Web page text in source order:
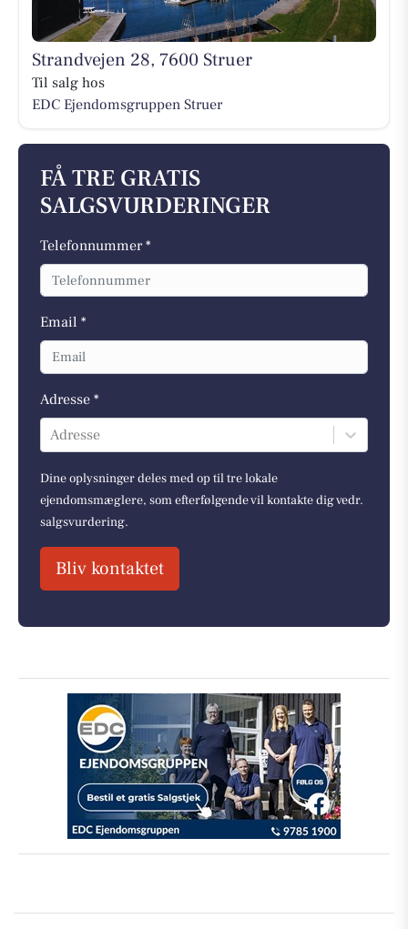
Strandvejen 28, 7600 Struer
Til salg hos
EDC Ejen­doms­grup­pen Struer
FÅ TRE GRATIS
SALGSVURDERINGER
Telefonnummer *
Email *
Adresse *
Adresse
Dine oplysninger deles med op til tre lokale
ejendomsmæglere, som efterfølgende vil kontakte dig vedr.
salgsvurdering.
Bliv kontaktet